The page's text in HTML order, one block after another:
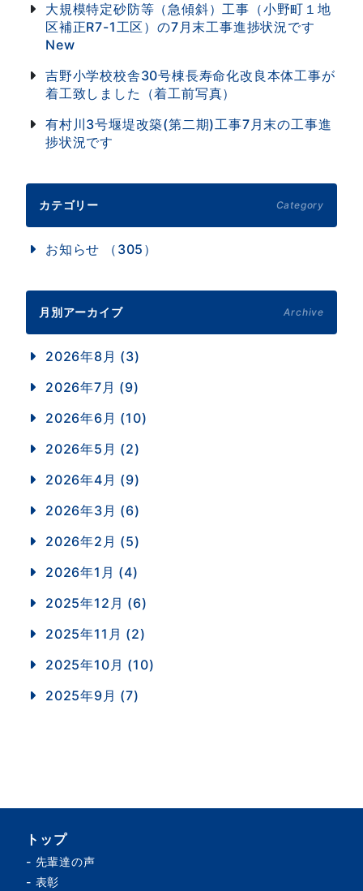
大規模特定砂防等（急傾斜）工事（小野町１地
区補正R7-1工区）の7月末工事進捗状況です
New
吉野小学校校舎30号棟長寿命化改良本体工事が
着工致しました（着工前写真）
有村川3号堰堤改築(第二期)工事7月末の工事進
捗状況です
カテゴリー Category
お知らせ （305）
月別アーカイブ Archive
2026年8月 (3)
2026年7月 (9)
2026年6月 (10)
2026年5月 (2)
2026年4月 (9)
2026年3月 (6)
2026年2月 (5)
2026年1月 (4)
2025年12月 (6)
2025年11月 (2)
2025年10月 (10)
2025年9月 (7)
トップ
- 先輩達の声
- 表彰